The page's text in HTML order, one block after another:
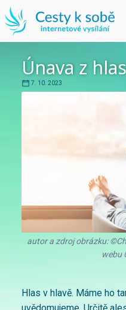
Únava z
7. 10. 2023
autor a zdroj obrázku:
webu
Hlas v hlavě. Máme ho